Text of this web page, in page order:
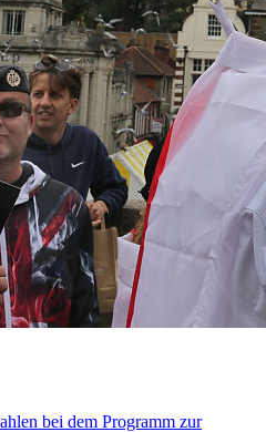
bei dem Programm zur